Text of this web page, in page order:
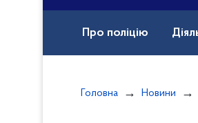
Про поліцію
Головна Новини